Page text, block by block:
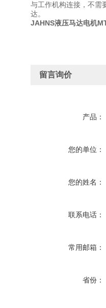
与工作机构连接，不需
达。
JAHNS液压马达电机
留言询价
产品：
您的单位：
您的姓名：
联系电话：
常用邮箱：
省份：